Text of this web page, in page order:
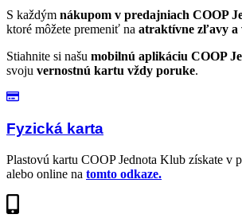
S každým nákupom v predajniach COOP
ktoré môžete premeniť na atraktívne zľavy a
Stiahnite si našu mobilnú aplikáciu COOP
svoju vernostnú kartu vždy poruke.
Fyzická karta
Plastovú kartu COOP Jednota Klub získate v
alebo online na tomto odkaze.